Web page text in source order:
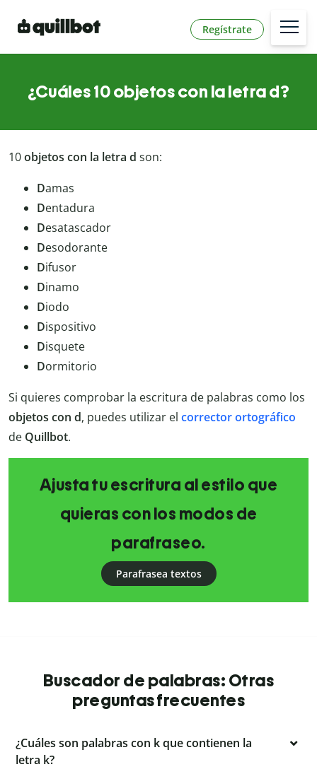
Regístrate
¿Cuáles 10 objetos con la letra d?
10objetos con la letra d son:
Damas
Dentadura
Desatascador
Desodorante
Difusor
Dinamo
Diodo
Dispositivo
Disquete
Dormitorio
Si quieres comprobar la escritura de palabras como los
objetos con d, puedes utilizar el corrector ortográfico
de Quillbot.
Ajusta tu escritura al estilo que
quieras con los modos de
parafraseo.
Parafrasea textos
Buscador de palabras: Otras
preguntas frecuentes
¿Cuáles son palabras con k que contienen la
letra k?